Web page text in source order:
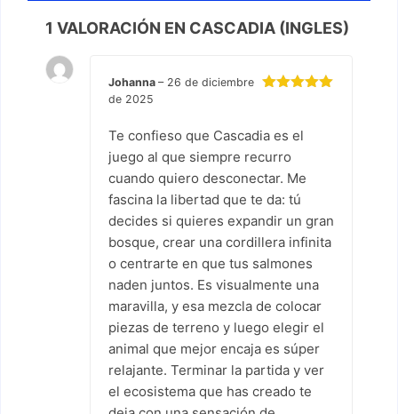
1 VALORACIÓN EN CASCADIA (INGLES)
Johanna – 26 de diciembre
de 2025
Te confieso que Cascadia es el
juego al que siempre recurro
cuando quiero desconectar. Me
fascina la libertad que te da: tú
decides si quieres expandir un gran
bosque, crear una cordillera infinita
o centrarte en que tus salmones
naden juntos. Es visualmente una
maravilla, y esa mezcla de colocar
piezas de terreno y luego elegir el
animal que mejor encaja es súper
relajante. Terminar la partida y ver
el ecosistema que has creado te